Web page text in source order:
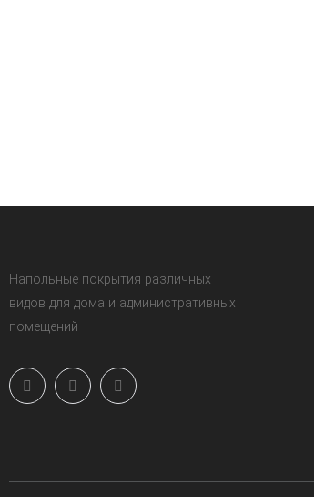
Напольные покрытия различных
видов для дома и административных
помещений